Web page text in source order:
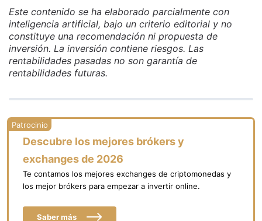
Este contenido se ha elaborado parcialmente con
inteligencia artificial, bajo un criterio editorial y no
constituye una recomendación ni propuesta de
inversión. La inversión contiene riesgos. Las
rentabilidades pasadas no son garantía de
rentabilidades futuras.
Descubre los mejores brókers y
exchanges de 2026
Te contamos los mejores exchanges de criptomonedas y
los mejor brókers para empezar a invertir online.
Saber más